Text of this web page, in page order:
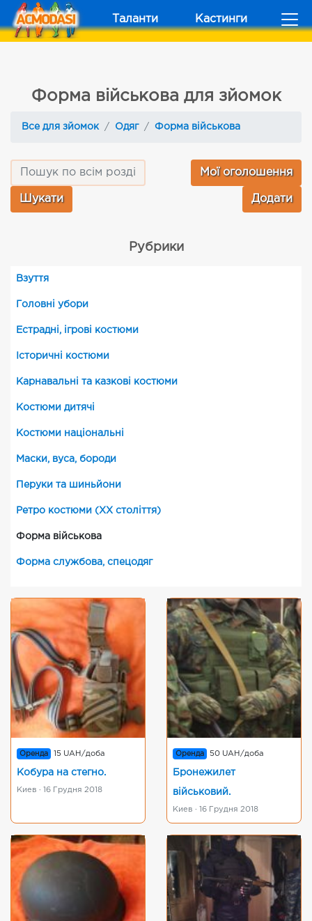
Таланти Кастинги
Форма військова для зйомок
Все для зйомок Одяг Форма військова
Мої оголошення
Додати
Рубрики
Взуття
Головні убори
Естрадні, ігрові костюми
Історичні костюми
Карнавальні та казкові костюми
Костюми дитячі
Костюми національні
Маски, вуса, бороди
Перуки та шиньйони
Ретро костюми (XX століття)
Форма військова
Форма службова, спецодяг
Оренда 15 UAH/доба
Кобура на стегно.
Киев · 16 Грудня 2018
Оренда 50 UAH/доба
Бронежилет
військовий.
Киев · 16 Грудня 2018